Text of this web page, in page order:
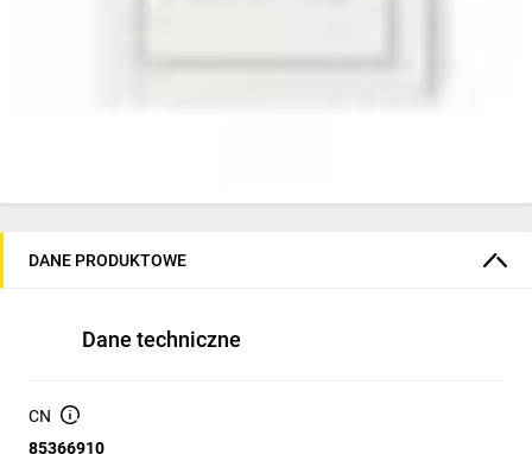
DANE PRODUKTOWE
Dane techniczne
CN
85366910